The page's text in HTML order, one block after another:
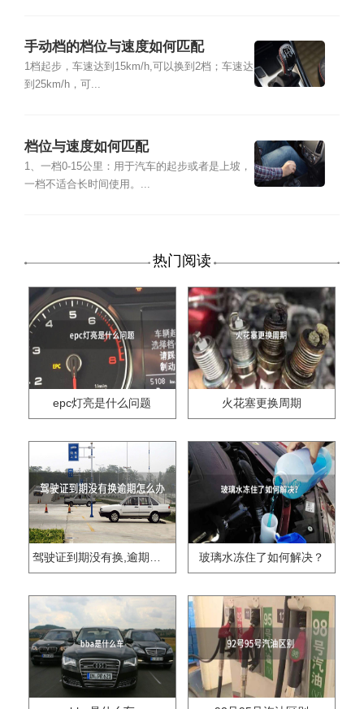
手动档的档位与速度如何匹配
1档起步，车速达到15km/h,可以换到2档；车速达
到25km/h，可...
档位与速度如何匹配
1、一档0-15公里：用于汽车的起步或者是上坡，
一档不适合长时间使用。...
热门阅读
epc灯亮是什么问题 火花塞更换周期
驾驶证到期没有换,逾期怎么办?? 玻璃水冻住了如何解决？